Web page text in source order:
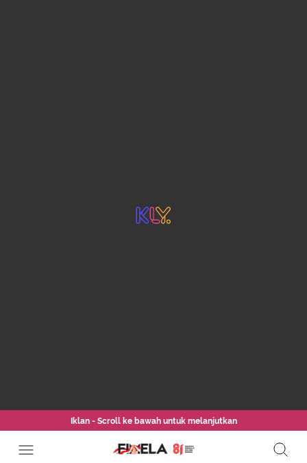
Iklan - Scroll ke bawah untuk melanjutkan